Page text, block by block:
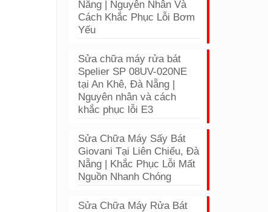
Nẵng | Nguyên Nhân Và
Cách Khắc Phục Lỗi Bơm
Yếu
Sửa chữa máy rửa bát
Spelier SP 08UV-020NE
tại An Khê, Đà Nẵng |
Nguyên nhân và cách
khắc phục lỗi E3
Sửa Chữa Máy Sấy Bát
Giovani Tại Liên Chiểu, Đà
Nẵng | Khắc Phục Lỗi Mất
Nguồn Nhanh Chóng
Sửa Chữa Máy Rửa Bát